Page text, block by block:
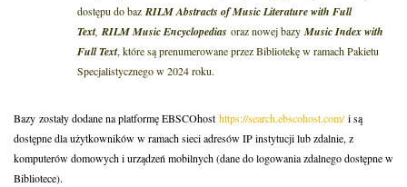
dostępu do baz RILM Abstracts of Music Literature with Full
Text, RILM Music Encyclopedias oraz nowej bazy Music Index with
Full Text, które są prenumerowane przez Bibliotekę w ramach Pakietu
Specjalistycznego w 2024 roku.
Bazy zostały dodane na platformę EBSCOhost https://search.ebscohost.com/i są
dostępne dla użytkowników w ramach sieci adresów IP instytucji lub zdalnie, z
komputerów domowych i urządzeń mobilnych (dane do logowania zdalnego dostępne w
Bibliotece).